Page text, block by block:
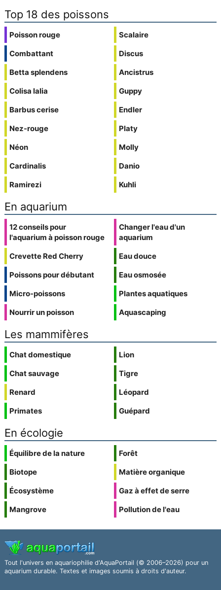
Top 18 des poissons
Poisson rouge
Combattant
Betta splendens
Colisa lalia
Barbus cerise
Nez-rouge
Néon
Cardinalis
Ramirezi
Scalaire
Discus
Ancistrus
Guppy
Endler
Platy
Molly
Danio
Kuhli
En aquarium
12 conseils pour
l'aquarium à poisson rouge
Crevette Red Cherry
Poissons pour débutant
Micro-poissons
Nourrir un poisson
Changer l'eau d'un
aquarium
Eau douce
Eau osmosée
Plantes aquatiques
Aquascaping
Les mammifères
Chat domestique
Chat sauvage
Renard
Primates
Lion
Tigre
Léopard
Guépard
En écologie
Équilibre de la nature
Biotope
Écosystème
Mangrove
Forêt
Matière organique
Gaz à effet de serre
Pollution de l'eau
Tout l'univers en aquariophilie d'AquaPortail (© 2006–2026) pour un
aquarium durable. Textes et images soumis à droits d'auteur.